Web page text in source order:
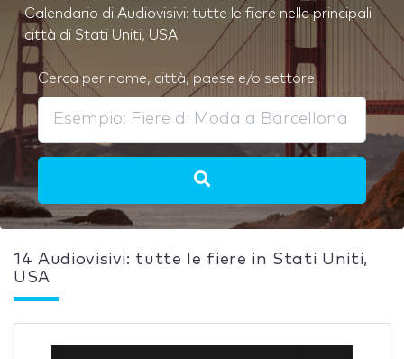
Calendario di Audiovisivi: tutte le fiere nelle principali
città di Stati Uniti, USA
Cerca per nome, città, paese e/o settore
14 Audiovisivi: tutte le fiere in Stati Uniti,
USA